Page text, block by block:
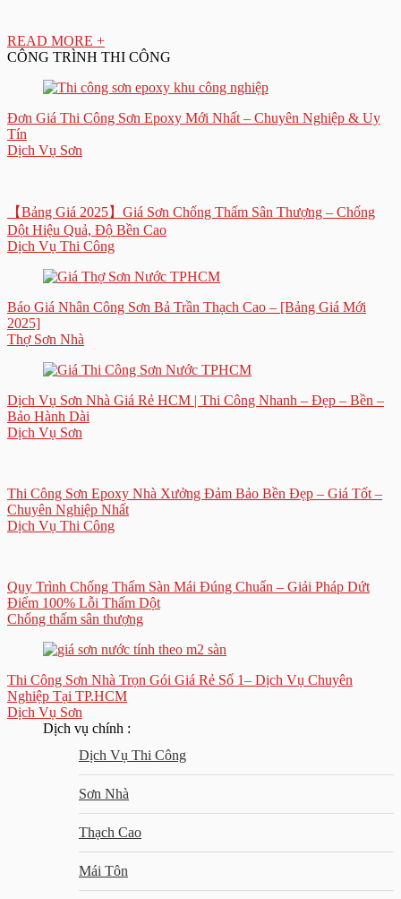
READ MORE +
CÔNG TRÌNH THI CÔNG
Đơn Giá Thi Công Sơn Epoxy Mới Nhất – Chuyên Nghiệp & Uy
Tín
Dịch Vụ Sơn
【Bảng Giá 2025】Giá Sơn Chống Thấm Sân Thượng – Chống
Dột Hiệu Quả, Độ Bền Cao
Dịch Vụ Thi Công
Báo Giá Nhân Công Sơn Bả Trần Thạch Cao – [Bảng Giá Mới
2025]
Thợ Sơn Nhà
Dịch Vụ Sơn Nhà Giá Rẻ HCM | Thi Công Nhanh – Đẹp – Bền –
Bảo Hành Dài
Dịch Vụ Sơn
Thi Công Sơn Epoxy Nhà Xưởng Đảm Bảo Bền Đẹp – Giá Tốt –
Chuyên Nghiệp Nhất
Dịch Vụ Thi Công
Quy Trình Chống Thấm Sàn Mái Đúng Chuẩn – Giải Pháp Dứt
Điểm 100% Lỗi Thấm Dột
Chống thấm sân thượng
Thi Công Sơn Nhà Trọn Gói Giá Rẻ Số 1– Dịch Vụ Chuyên
Nghiệp Tại TP.HCM
Dịch Vụ Sơn
Dịch vụ chính :
Dịch Vụ Thi Công
Sơn Nhà
Thạch Cao
Mái Tôn